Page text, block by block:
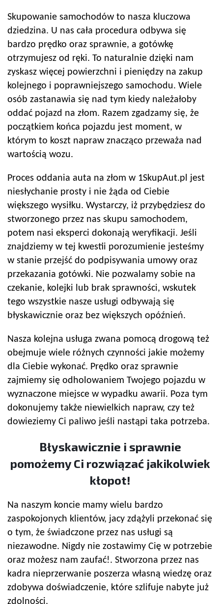
Skupowanie samochodów to nasza kluczowa
dziedzina. U nas cała procedura odbywa się
bardzo prędko oraz sprawnie, a gotówkę
otrzymujesz od ręki. To naturalnie dzięki nam
zyskasz więcej powierzchni i pieniędzy na zakup
kolejnego i poprawniejszego samochodu. Wiele
osób zastanawia się nad tym kiedy należałoby
oddać pojazd na złom. Razem zgadzamy się, że
początkiem końca pojazdu jest moment, w
którym to koszt napraw znacząco przeważa nad
wartością wozu.
Proces oddania auta na złom w 1SkupAut.pl jest
niesłychanie prosty i nie żąda od Ciebie
większego wysiłku. Wystarczy, iż przybędziesz do
stworzonego przez nas skupu samochodem,
potem nasi eksperci dokonają weryfikacji. Jeśli
znajdziemy w tej kwestii porozumienie jesteśmy
w stanie przejść do podpisywania umowy oraz
przekazania gotówki. Nie pozwalamy sobie na
czekanie, kolejki lub brak sprawności, wskutek
tego wszystkie nasze usługi odbywają się
błyskawicznie oraz bez większych opóźnień.
Nasza kolejna usługa zwana pomocą drogową też
obejmuje wiele różnych czynności jakie możemy
dla Ciebie wykonać. Prędko oraz sprawnie
zajmiemy się odholowaniem Twojego pojazdu w
wyznaczone miejsce w wypadku awarii. Poza tym
dokonujemy także niewielkich napraw, czy też
dowieziemy Ci paliwo jeśli nastąpi taka potrzeba.
Błyskawicznie i sprawnie
pomożemy Ci rozwiązać jakikolwiek
kłopot!
Na naszym koncie mamy wielu bardzo
zaspokojonych klientów, jacy zdążyli przekonać się
o tym, że świadczone przez nas usługi są
niezawodne. Nigdy nie zostawimy Cię w potrzebie
oraz możesz nam zaufać!. Stworzona przez nas
kadra nieprzerwanie poszerza własną wiedzę oraz
zdobywa doświadczenie, które szlifuje nabyte już
zdolności.